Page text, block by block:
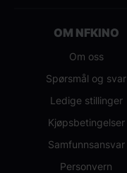
OM NFKINO
Om oss
Spørsmål og svar
Ledige stillinger
Kjøpsbetingelser
Samfunnsansvar
Personvern